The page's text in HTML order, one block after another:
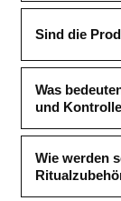
Sind die
Was
und
Wie werden